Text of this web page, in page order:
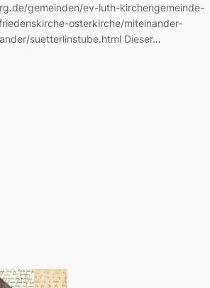
gemeinden/ev-luth-kirchengemeinde-
osterkirche/miteinander-
suetterlinstube.html Dieser…